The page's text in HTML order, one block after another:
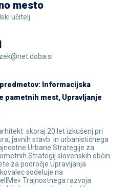
mesto
učitelj
Informacijska
pametnih mest, Upravljanje
skoraj 20 let izkušenj pri
javnih stavb in urbanističnega
Urbane Strategije za
Strategij slovenskih občin.
za področje Upravljanja
sodeluje na
Trajnostnega razvoja